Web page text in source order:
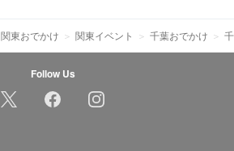
関東おでかけ 関東イベント 千葉おでかけ
Follow Us